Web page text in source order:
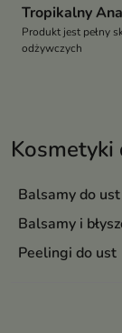
Balsamy do ust
Balsamy i
Peelingi do ust
Tropikalny
Produkt jest pełny
odżywczych